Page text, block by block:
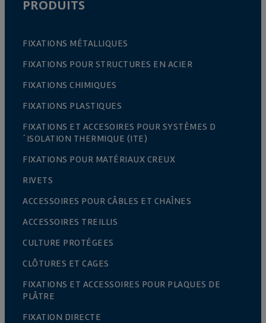
PRODUITS
FIXATIONS MÉTALLIQUES
FIXATIONS POUR STRUCTURES EN ACIER
FIXATIONS CHIMIQUES
FIXATIONS PLASTIQUES
FIXATIONS ET ACCESOIRES POUR SYSTÈMES D
´ISOLATION THERMIQUE (ITE)
FIXATIONS POUR MATÉRIAUX CREUX
RIVETS
ACCESSOIRES POUR CÂBLES ET CHAÎNES
ACCESSOIRES TREILLIS
CULTURE PROTÉGEES
CLÔTURES ET CAGES
FIXATIONS ET ACCESSOIRES POUR PLAQUES DE
PLÂTRE
FIXATION DIRECTE